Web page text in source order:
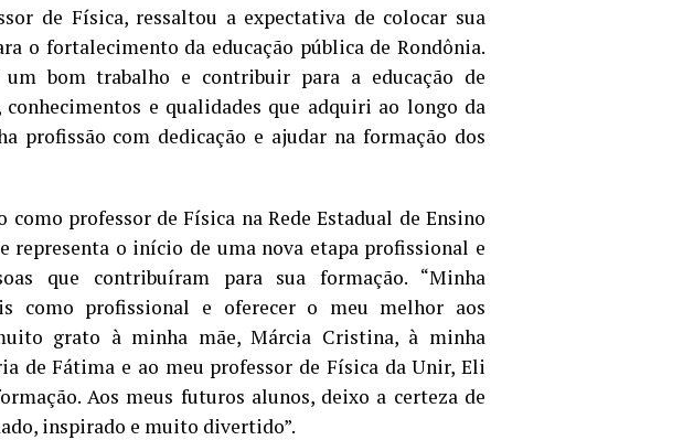
de Física, ressaltou a expectativa de colocar sua
o fortalecimento da educação pública de Rondônia.
um bom trabalho e contribuir para a educação de
e qualidades que adquiri ao longo da
profissão com dedicação e ajudar na formação dos
professor de Física na Rede Estadual de Ensino
representa o início de uma nova etapa profissional e
que contribuíram para sua formação. “Minha
como profissional e oferecer o meu melhor aos
grato à minha mãe, Márcia Cristina, à minha
de Fátima e ao meu professor de Física da Unir, Eli
Aos meus futuros alunos, deixo a certeza de
inspirado e muito divertido”.